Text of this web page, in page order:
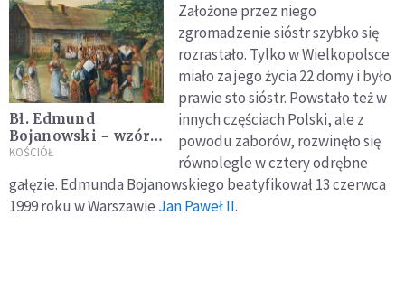
Bł. Edmund
Bojanowski − wzór
ojcostwa
KOŚCIÓŁ
Założone przez niego
zgromadzenie sióstr szybko się
rozrastało. Tylko w Wielkopolsce
miało za jego życia 22 domy i było
prawie sto sióstr. Powstało też w
innych częściach Polski, ale z
powodu zaborów, rozwinęło się
równolegle w cztery odrębne
gałęzie. Edmunda Bojanowskiego beatyfikował 13 czerwca
1999 roku w Warszawie Jan Paweł II.